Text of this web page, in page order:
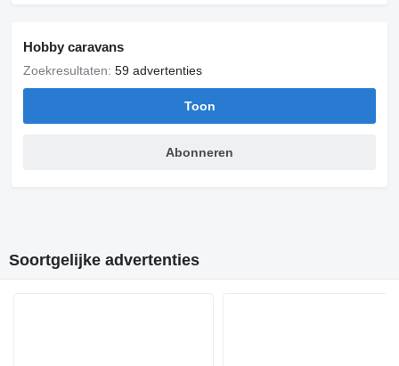
Hobby caravans
Zoekresultaten: 59 advertenties
Toon
Abonneren
Soortgelijke advertenties